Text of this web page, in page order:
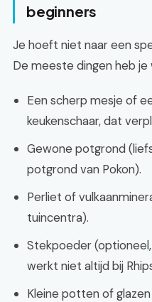
beginners
Je hoeft niet naar een
De meeste dingen heb je
Een scherp mesje of
keukenschaar, dat
Gewone potgrond
potgrond van Pokon).
Perliet of
tuincentra).
Stekpoeder
werkt niet altijd bij
Kleine potten of